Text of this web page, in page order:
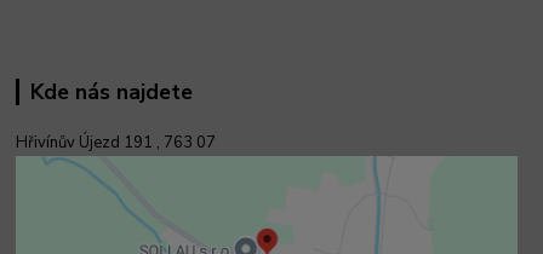
Kde nás najdete
Hřivínův Újezd 191 , 763 07